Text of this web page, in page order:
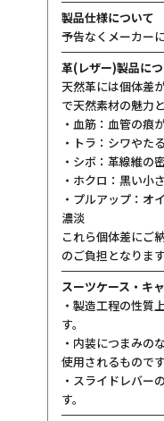
製品仕様について
予告なくメーカー
革(レザー)製品に
天然革には個体差
で天然素材の魅力
・血筋：血管の痕
・トラ：シワやた
・シボ：革線維の
・ホクロ：黒い小
・プルアップ：オ
濃淡
これら個体差にご
のご負担となります
スーツケース・キ
・製造工程の性質
す。
・内装につまみの
使用されるものです
・スライドレバー
す。